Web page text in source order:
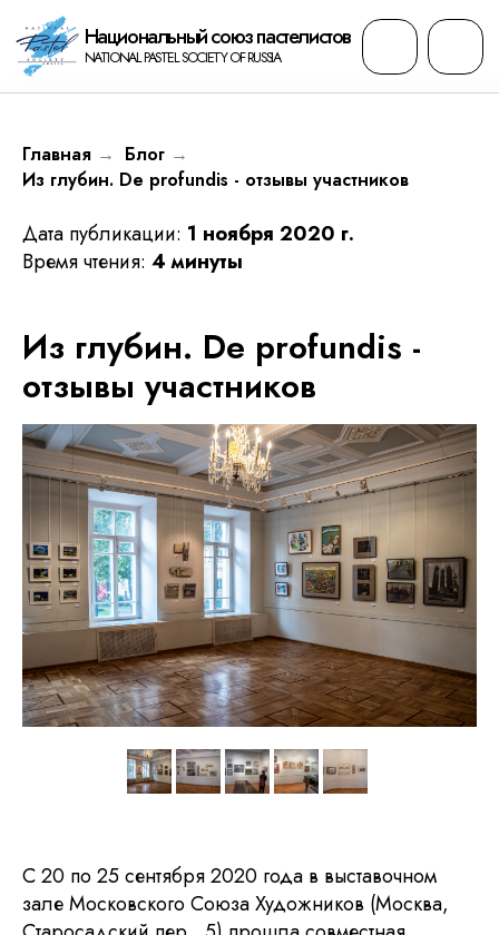
Национальный cоюз пастелистов
NATIONAL PASTEL SOCIETY OF RUSSIA
Главная → Блог →
Из глубин. De profundis - отзывы участников
Дата публикации: 1 ноября 2020 г.
Время чтения: 4 минуты
Из глубин. De profundis -
отзывы участников
С 20 по 25 сентября 2020 года в выставочном
зале Московского Союза Художников (Москва,